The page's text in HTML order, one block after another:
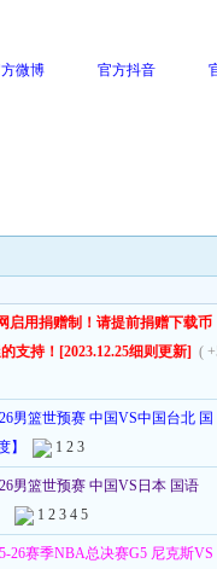
微博 官方抖音
启用捐赠制！请提前捐赠下载币
支持！[2023.12.25细则更新] (
男篮世预赛 中国VS中国台北 国
】
1 2 3
男篮世预赛 中国VS日本 国语
1 2 3 4 5
26赛季NBA总决赛G5 尼克斯VS